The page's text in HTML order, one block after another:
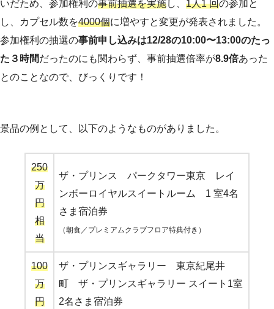
いだため、参加権利の事前抽選を実施し、 1人1 回の参加と
し、カプセル数を4000個に増やすと変更が発表されました。
参加権利の抽選の事前申し込みは12/28の10:00〜13:00のたっ
た３時間だったのにも関わらず、事前抽選倍率が8.9倍あった
とのことなので、びっくりです！
景品の例として、以下のようなものがありました。
250
万
円
相
当
ザ・プリンス パークタワー東京 レイ
ンボーロイヤルスイートルーム 1 室4名
さま宿泊券
（朝食／プレミアムクラブフロア特典付き）
100
万
円
ザ・プリンスギャラリー 東京紀尾井
町 ザ・プリンスギャラリー スイート1室
2名さま宿泊券